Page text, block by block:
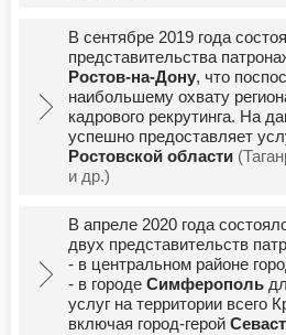
В сентябре 2019 года
представительства
Ростов-на-Дону, что
наибольшему охвату
кадрового рекрутинга. На
успешно предоставляет
Ростовской области
и др.)
В апреле 2020 года
двух представительств
- в центральном районе
- в городе Симферополь
услуг на территории всего
включая город-герой